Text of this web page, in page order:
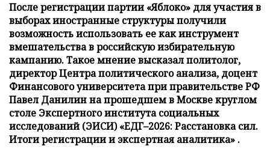
После регистрации партии «Яблоко» для участия в
выборах иностранные структуры получили
возможность использовать ее как инструмент
вмешательства в российскую избирательную
кампанию. Такое мнение высказал политолог,
директор Центра политического анализа, доцент
Финансового университета при правительстве РФ
Павел Данилин на прошедшем в Москве круглом
столе Экспертного института социальных
исследований (ЭИСИ) «ЕДГ–2026: Расстановка сил.
Итоги регистрации и экспертная аналитика» .